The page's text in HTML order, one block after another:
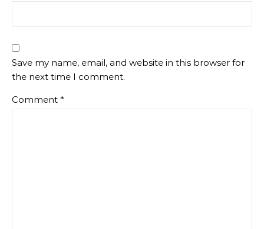
Save my name, email, and website in this browser for
the next time I comment.
Comment *